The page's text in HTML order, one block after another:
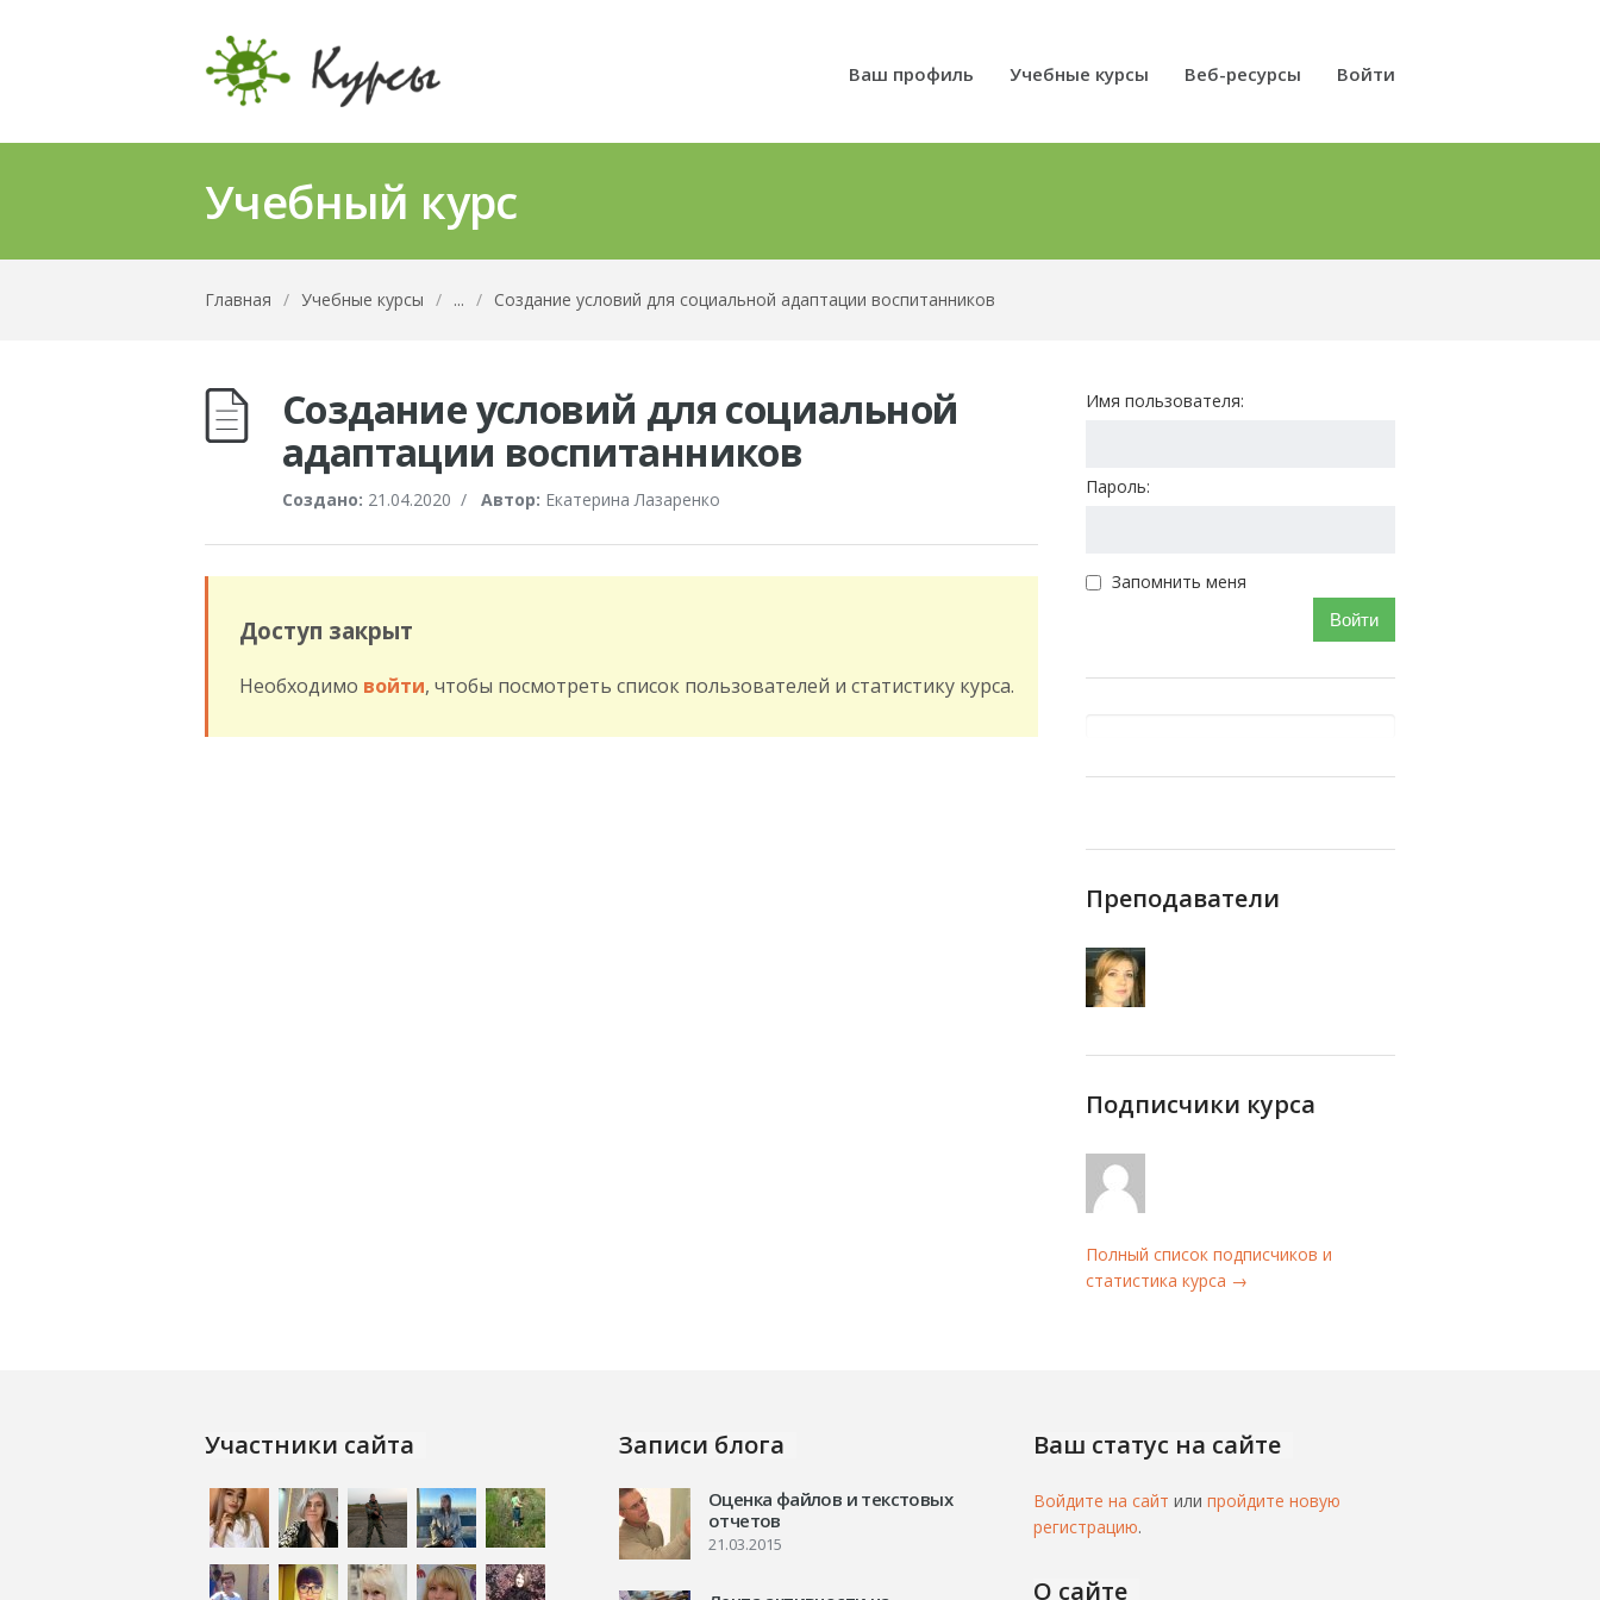
Ваш профиль Учебные курсы Веб-ресурсы Войти
Учебный курс
Главная / Учебные курсы / ... / Создание условий для социальной адаптации воспитанников
Создание условий для социальной
адаптации воспитанников
Создано: 21.04.2020 / Автор: Екатерина Лазаренко
Доступ закрыт
Необходимо войти, чтобы посмотреть список пользователей и статистику курса.
Имя пользователя:
Пароль:
Запомнить меня
Войти
Преподаватели
Подписчики курса
Полный список подписчиков и
статистика курса →
Участники сайта Записи блога
Оценка файлов и текстовых
отчетов
21.03.2015
Ваш статус на сайте
Войдите на сайт или пройдите новую
регистрацию.
О сайте